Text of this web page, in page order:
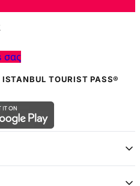
σας
TOURIST PASS®